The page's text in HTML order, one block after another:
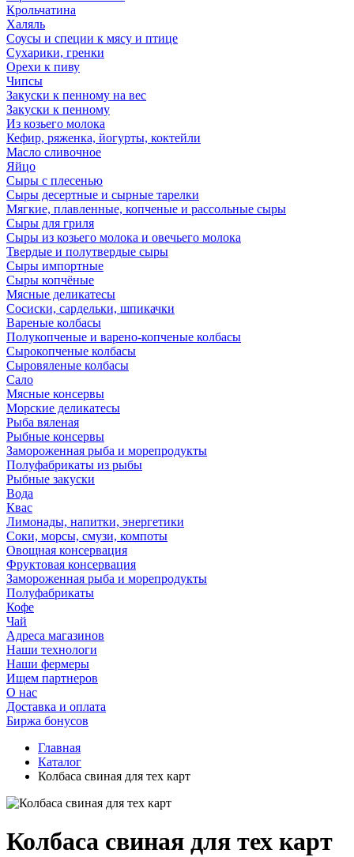
Крольчатина
Халяль
Соусы и специи к мясу и птице
Сухарики, гренки
Орехи к пиву
Чипсы
Закуски к пенному на вес
Закуски к пенному
Из козьего молока
Кефир, ряженка, йогурты, коктейли
Масло сливочное
Яйцо
Сыры с плесенью
Сыры десертные и сырные тарелки
Мягкие, плавленные, копченые и рассольные сыры
Сыры для гриля
Сыры из козьего молока и овечьего молока
Твердые и полутвердые сыры
Сыры импортные
Сыры копчёные
Мясные деликатесы
Сосиски, сардельки, шпикачки
Вареные колбасы
Полукопченые и варено-копченые колбасы
Сырокопченые колбасы
Сыровяленые колбасы
Сало
Мясные консервы
Морские деликатесы
Рыба вяленая
Рыбные консервы
Замороженная рыба и морепродукты
Полуфабрикаты из рыбы
Рыбные закуски
Вода
Квас
Лимонады, напитки, энергетики
Соки, морсы, смузи, компоты
Овощная консервация
Фруктовая консервация
Замороженная рыба и морепродукты
Полуфабрикаты
Кофе
Чай
Адреса магазинов
Наши технологи
Наши фермеры
Ищем партнеров
О нас
Доставка и оплата
Биржа бонусов
Главная
Каталог
Колбаса свиная для тех карт
Колбаса свиная для тех карт